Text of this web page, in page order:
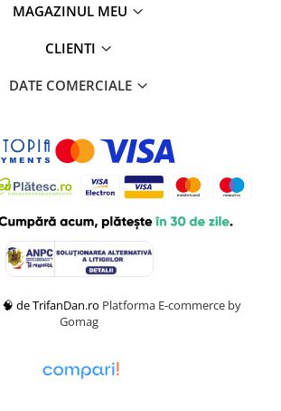
MAGAZINUL MEU
CLIENTI
DATE COMERCIALE
de TrifanDan.ro Platforma E-commerce by
Gomag